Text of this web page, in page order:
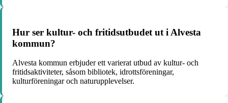
Hur ser kultur- och fritidsutbudet ut i Alvesta
kommun?
Alvesta kommun erbjuder ett varierat utbud av kultur- och
fritidsaktiviteter, såsom bibliotek, idrottsföreningar,
kulturföreningar och naturupplevelser.